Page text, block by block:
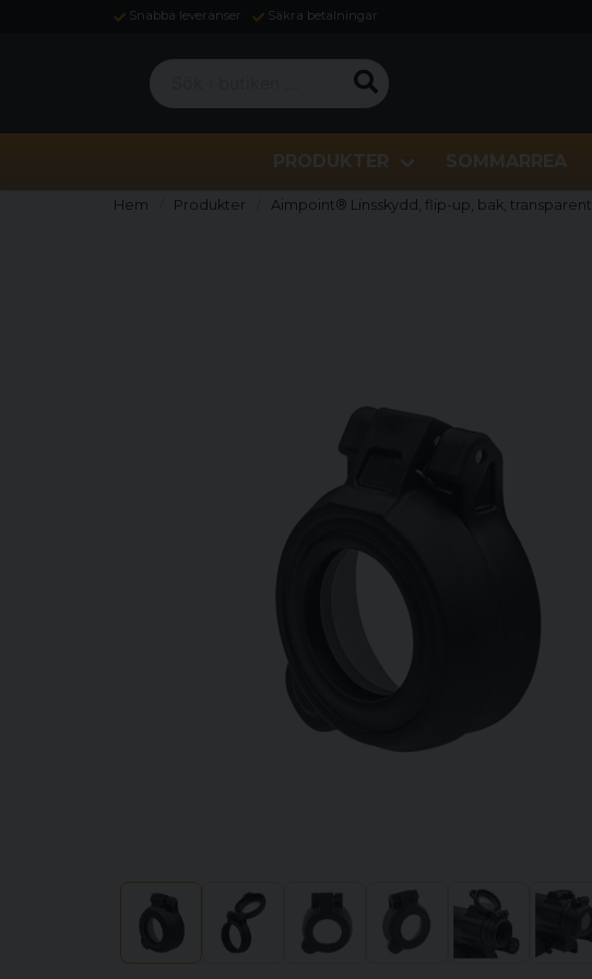
Snabba leveranser Säkra betalningar
Sök i butiken ...
PRODUKTER SOMMARREA
Hem Produkter Aimpoint® Linsskydd, flip-up, bak, transparent